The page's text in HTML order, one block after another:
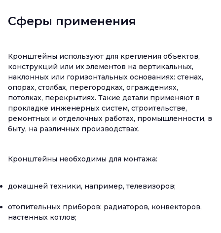
Сферы применения
Кронштейны используют для крепления объектов,
конструкций или их элементов на вертикальных,
наклонных или горизонтальных основаниях: стенах,
опорах, столбах, перегородках, ограждениях,
потолках, перекрытиях. Такие детали применяют в
прокладке инженерных систем, строительстве,
ремонтных и отделочных работах, промышленности, в
быту, на различных производствах.
Кронштейны необходимы для монтажа:
домашней техники, например, телевизоров;
отопительных приборов: радиаторов, конвекторов,
настенных котлов;